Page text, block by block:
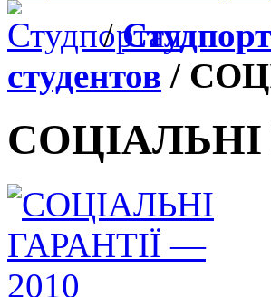
/
студентов /
СОЦІАЛЬНІ